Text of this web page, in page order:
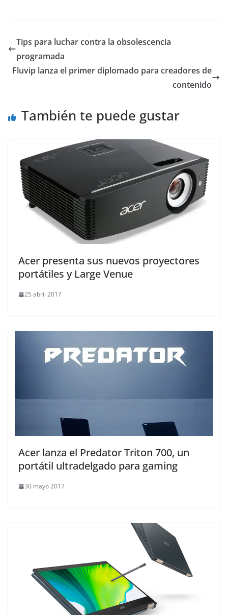
Tips para luchar contra la obsolescencia
programada
Fluvip lanza el primer diplomado para creadores de
contenido
También te puede gustar
Acer presenta sus nuevos proyectores
portátiles y Large Venue
25 abril 2017
Acer lanza el Predator Triton 700, un
portátil ultradelgado para gaming
30 mayo 2017